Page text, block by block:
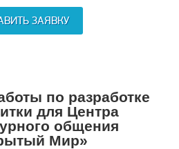
ЗАЯВКУ
по разработке
для Центра
общения
Мир»